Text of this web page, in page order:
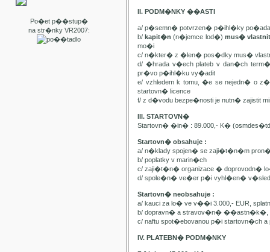
Po�et p��stup�
na str�nky VR2007:
II. PODM�NKY ��ASTI
a/ p�semn� potvrzen� p�ihl�ky
b/kapit�n(n�jemce lod�) mus�
mo�i
c/ n�kter� z �len� pos�dky mus�
d/ �hrada v�ech plateb v dan�ch
pr�vo p�ihl�ku vy�adit
e/ vzhledem k tomu, �e se nejedn� o
startovn� licence
f/ z d�vodu bezpe�nosti je nutn� zajistit
III. STARTOVN�
Startovn� �in� : 89.000,- K�
Startovn� obsahuje :
a/ n�klady spojen� se zaji�t�n�m
b/ poplatky v marin�ch
c/ zaji�t�n� organizace � doprovodn�
d/ spole�n� ve�er p�i vyhl�en�
Startovn� neobsahuje :
a/ kauci za lo� ve v��i 3.000,- EUR,
b/ dopravn� a stravov�n� ��astn�k�,
c/ naftu spot�ebovanou p�i startovn�ch
IV. PLATEBN� PODM�NKY